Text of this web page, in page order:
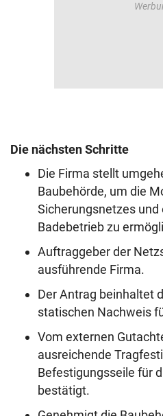
Die nächsten Schritte
Die Firma stellt
Baubehörde, um die
Sicherungsnetzes
Badebetrieb zu
Auftraggeber der
ausführende Firma.
Der Antrag beinhaltet
statischen Nachweis
Vom externen
ausreichende
Befestigungsseile für
bestätigt.